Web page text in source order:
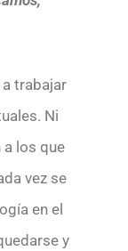
trabajar
Ni
los que
vez se
en el
y